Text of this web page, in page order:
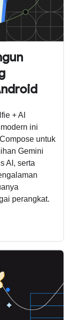
+ AI
ini
untuk
Gemini
AI, serta
perangkat.